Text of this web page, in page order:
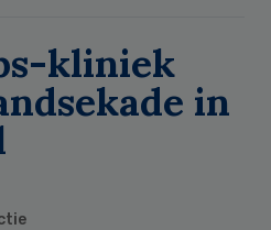
kliniek
in